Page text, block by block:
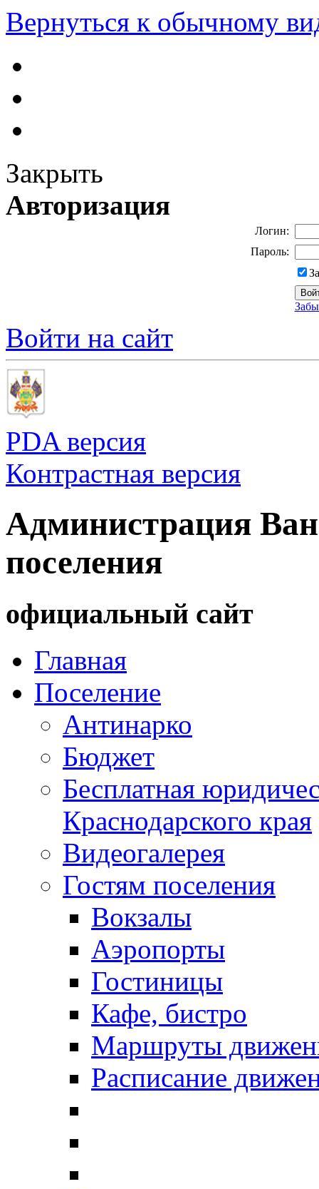
Вернуться к обычному
Закрыть
Авторизация
Логин:
Пароль:
Войти на сайт
PDA версия
Контрастная версия
Администрация
поселения
официальный сайт
Главная
Поселение
Антинарко
Бюджет
Бесплатная
Краснодарского края
Видеогалерея
Гостям поселения
Вокзалы
Аэропорты
Гостиницы
Кафе, бистро
Маршруты
Расписание